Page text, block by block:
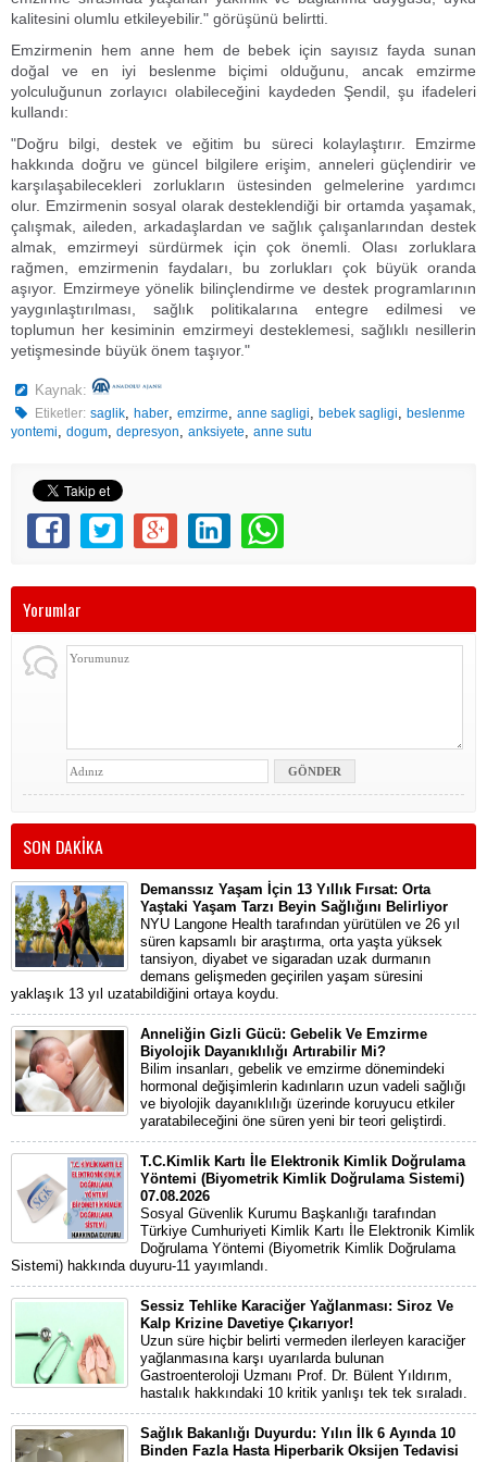
kalitesini olumlu etkileyebilir." görüşünü belirtti.
Emzirmenin hem anne hem de bebek için sayısız fayda sunan
doğal ve en iyi beslenme biçimi olduğunu, ancak emzirme
yolculuğunun zorlayıcı olabileceğini kaydeden Şendil, şu ifadeleri
kullandı:
"Doğru bilgi, destek ve eğitim bu süreci kolaylaştırır. Emzirme
hakkında doğru ve güncel bilgilere erişim, anneleri güçlendirir ve
karşılaşabilecekleri zorlukların üstesinden gelmelerine yardımcı
olur. Emzirmenin sosyal olarak desteklendiği bir ortamda yaşamak,
çalışmak, aileden, arkadaşlardan ve sağlık çalışanlarından destek
almak, emzirmeyi sürdürmek için çok önemli. Olası zorluklara
rağmen, emzirmenin faydaları, bu zorlukları çok büyük oranda
aşıyor. Emzirmeye yönelik bilinçlendirme ve destek programlarının
yaygınlaştırılması, sağlık politikalarına entegre edilmesi ve
toplumun her kesiminin emzirmeyi desteklemesi, sağlıklı nesillerin
yetişmesinde büyük önem taşıyor."
Kaynak:
Etiketler: saglik,haber,emzirme,anne sagligi,bebek sagligi,beslenme
yontemi, dogum, depresyon, anksiyete, anne sutu
Yorumlar
SON DAKİKA
Demanssız Yaşam İçin 13 Yıllık Fırsat: Orta
Yaştaki Yaşam Tarzı Beyin Sağlığını Belirliyor
NYU Langone Health tarafından yürütülen ve 26 yıl
süren kapsamlı bir araştırma, orta yaşta yüksek
tansiyon, diyabet ve sigaradan uzak durmanın
demans gelişmeden geçirilen yaşam süresini
yaklaşık 13 yıl uzatabildiğini ortaya koydu.
Anneliğin Gizli Gücü: Gebelik Ve Emzirme
Biyolojik Dayanıklılığı Artırabilir Mi?
Bilim insanları, gebelik ve emzirme dönemindeki
hormonal değişimlerin kadınların uzun vadeli sağlığı
ve biyolojik dayanıklılığı üzerinde koruyucu etkiler
yaratabileceğini öne süren yeni bir teori geliştirdi.
T.C.Kimlik Kartı İle Elektronik Kimlik Doğrulama
Yöntemi (Biyometrik Kimlik Doğrulama Sistemi)
07.08.2026
Sosyal Güvenlik Kurumu Başkanlığı tarafından
Türkiye Cumhuriyeti Kimlik Kartı İle Elektronik Kimlik
Doğrulama Yöntemi (Biyometrik Kimlik Doğrulama
Sistemi) hakkında duyuru-11 yayımlandı.
Sessiz Tehlike Karaciğer Yağlanması: Siroz Ve
Kalp Krizine Davetiye Çıkarıyor!
Uzun süre hiçbir belirti vermeden ilerleyen karaciğer
yağlanmasına karşı uyarılarda bulunan
Gastroenteroloji Uzmanı Prof. Dr. Bülent Yıldırım,
hastalık hakkındaki 10 kritik yanlışı tek tek sıraladı.
Sağlık Bakanlığı Duyurdu: Yılın İlk 6 Ayında 10
Binden Fazla Hasta Hiperbarik Oksijen Tedavisi